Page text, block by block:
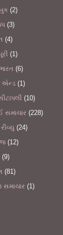
(2)
(3)
(4)
(1)
(6)
એન્ડ (1)
(10)
સમાચાર (228)
(24)
(12)
(9)
(81)
સમાચાર (1)